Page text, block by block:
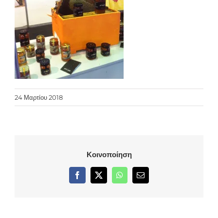
24 Μαρτίου 2018
Κοινοποίηση
Facebook
X WhatsApp
Email